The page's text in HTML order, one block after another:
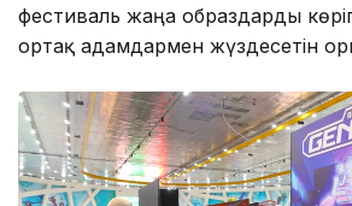
фестиваль жаңа образдарды
ортақ адамдармен жүздесетін